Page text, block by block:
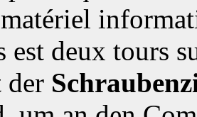
est deux tours
der